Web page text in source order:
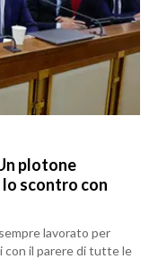
plotone
lo scontro con
lavorato per
con il parere di tutte le